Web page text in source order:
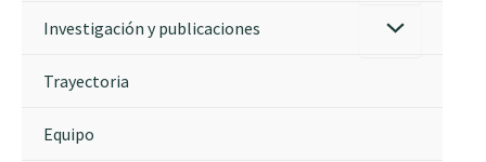
Investigación y publicaciones
Trayectoria
Equipo